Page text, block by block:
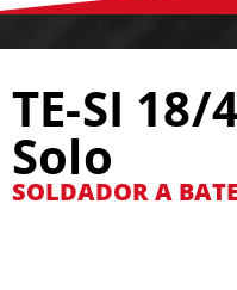
TE-SI 18/
Solo
SOLDADOR A